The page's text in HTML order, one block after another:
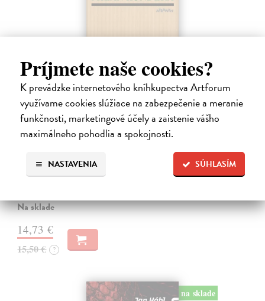
Príjmete naše cookies?
K prevádzke internetového kníhkupectva Artforum
využívame cookies slúžiace na zabezpečenie a meranie
funkčnosti, marketingové účely a zaistenie vášho
maximálneho pohodlia a spokojnosti.
SÚHLASÍM
NASTAVENIA
Pomalost
Pomalost, chronologicky první ze čtyř románů Milana Kundery
napsaných francouzsky, vychází v českém překladu Anny
Kareninové. Vydávání Kunderových románů v českém jazyce se
Na sklade
14,73 €
15,50 € ?
na sklade